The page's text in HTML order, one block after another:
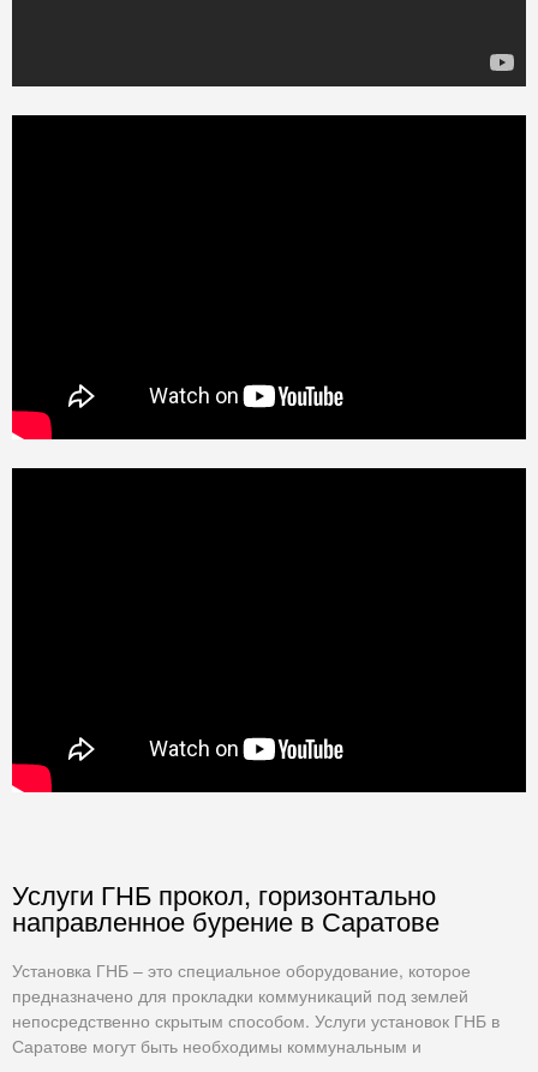
Услуги ГНБ прокол, горизонтально
направленное бурение в Саратове
Установка ГНБ – это специальное оборудование, которое
предназначено для прокладки коммуникаций под землей
непосредственно скрытым способом. Услуги установок ГНБ в
Саратове могут быть необходимы коммунальным и